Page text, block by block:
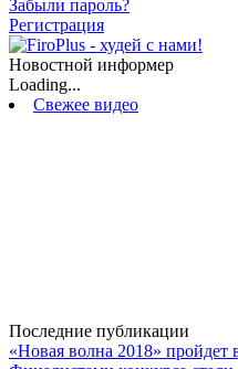
Забыли пароль?
Регистрация
Новостной информер
Loading...
Свежее видео
Последние публикации
«Новая волна 2018» пройдет